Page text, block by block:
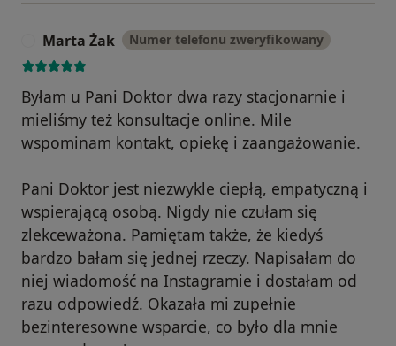
Marta Żak Numer telefonu zweryfikowany
Byłam u Pani Doktor dwa razy stacjonarnie i
mieliśmy też konsultacje online. Mile
wspominam kontakt, opiekę i zaangażowanie.
Pani Doktor jest niezwykle ciepłą, empatyczną i
wspierającą osobą. Nigdy nie czułam się
zlekceważona. Pamiętam także, że kiedyś
bardzo bałam się jednej rzeczy. Napisałam do
niej wiadomość na Instagramie i dostałam od
razu odpowiedź. Okazała mi zupełnie
bezinteresowne wsparcie, co było dla mnie